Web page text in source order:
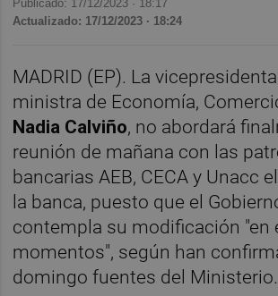
Publicado: 17/12/2023 · 18:17
Actualizado: 17/12/2023 · 18:24
MADRID (EP). La
ministra de Economía,
Nadia Calviño, no abordará
reunión de mañana con las
bancarias AEB, CECA y Unacc
la banca, puesto que el
contempla su modificación "en
momentos", según han
domingo fuentes del Ministerio.